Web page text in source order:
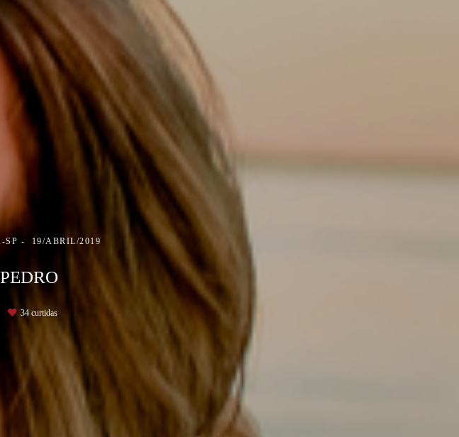
SP 19/ABRIL/2019
34 curtidas